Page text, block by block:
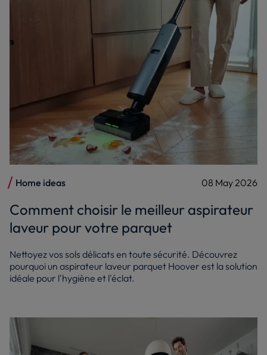
Home ideas 08 May 2026
Comment choisir le meilleur aspirateur
laveur pour votre parquet
Nettoyez vos sols délicats en toute sécurité. Découvrez
pourquoi un aspirateur laveur parquet Hoover est la solution
idéale pour l'hygiène et l'éclat.